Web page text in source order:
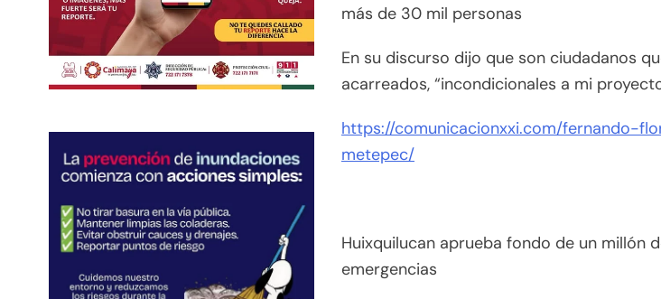
más de 30 mil personas
En su discurso dijo que son ciudadanos
acarreados, “incondicionales a mi
https://comunicacionxxi.com/fernando-
metepec/
Huixquilucan aprueba fondo de un millón
emergencias